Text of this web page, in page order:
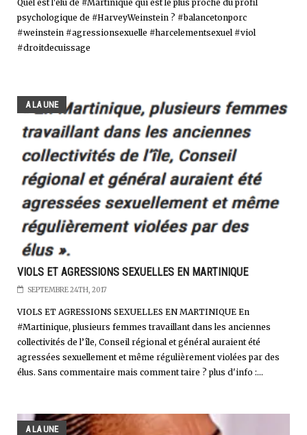
Quel est l'élu de #Martinique qui est le plus proche du profil
psychologique de #HarveyWeinstein ? #balancetonporc
#weinstein #agressionsexuelle #harcelementsexuel #viol
#droitdecuissage
A LA UNE
VIOLS ET AGRESSIONS SEXUELLES EN MARTINIQUE
SEPTEMBRE 24TH, 2017
VIOLS ET AGRESSIONS SEXUELLES EN MARTINIQUE En
#Martinique, plusieurs femmes travaillant dans les anciennes
collectivités de l’île, Conseil régional et général auraient été
agressées sexuellement et même régulièrement violées par des
élus. Sans commentaire mais comment taire ? plus d'info :...
A LA UNE